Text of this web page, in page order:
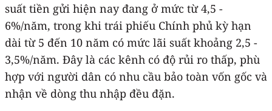
suất tiền gửi hiện nay đang ở mức từ 4,5 -
6%/năm, trong khi trái phiếu Chính phủ kỳ hạn
dài từ 5 đến 10 năm có mức lãi suất khoảng 2,5 -
3,5%/năm. Đây là các kênh có độ rủi ro thấp, phù
hợp với người dân có nhu cầu bảo toàn vốn gốc và
nhận về dòng thu nhập đều đặn.